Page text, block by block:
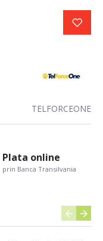
TELFORCEONE
Plata online
prin Banca Transilvania